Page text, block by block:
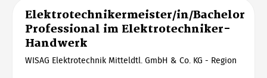
Elektrotechnikermeister/in/Bachelor
Professional im Elektrotechniker-
Handwerk
WISAG Elektrotechnik Mitteldtl. GmbH & Co. KG - Region